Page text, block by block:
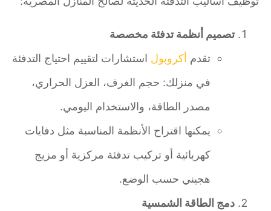
تصميم أنظمة تدفئة مخصصة
تقدمأكروبولاستشارات لتقييم احتياج التدفئة
في منزلك: حجم الغرف، العزل الحراري،
مصدر الطاقة، والاستخدام اليومي.
يمكنها اقتراح الأنظمة المناسبة مثل دفايات
كهربائية أو تركيب تدفئة مركزية أو مزيج
هجيني حسب الوضع.
دمج الطاقة الشمسية